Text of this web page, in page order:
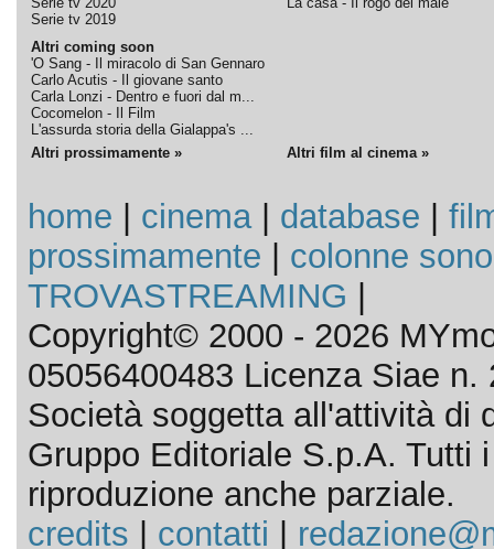
Serie tv 2019
Altri coming soon
'O Sang - Il miracolo di San Gennaro
Carlo Acutis - Il giovane santo
Carla Lonzi - Dentro e fuori dal m...
Cocomelon - Il Film
L'assurda storia della Gialappa's ...
Altri prossimamente » Altri film al cinema »
home cinema| database
prossimamente
colonne
TROVASTREAMING
Copyright© 2000 - 2026
05056400483 Licenza Siae n.
Società soggetta all'attività di
Gruppo Editoriale S.p.A. Tutti
riproduzione anche parziale.
credits
contatti